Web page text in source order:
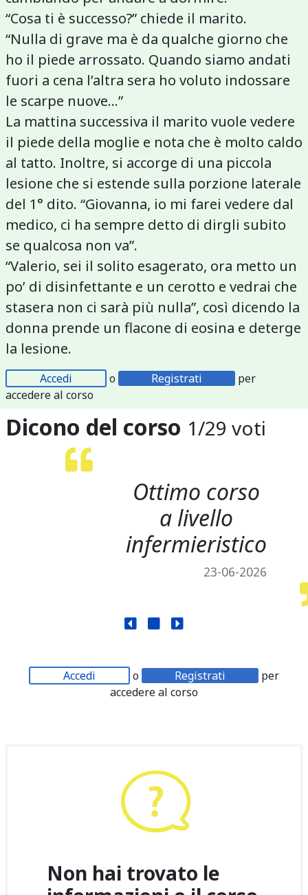
“Cosa ti è successo?” chiede il marito.
“Nulla di grave ma è da qualche giorno che
ho il piede arrossato. Quando siamo andati
fuori a cena l’altra sera ho voluto indossare
le scarpe nuove...”
La mattina successiva il marito vuole vedere
il piede della moglie e nota che è molto caldo
al tatto. Inoltre, si accorge di una piccola
lesione che si estende sulla porzione laterale
del 1° dito. “Giovanna, io mi farei vedere dal
medico, ci ha sempre detto di dirgli subito
se qualcosa non va”.
“Valerio, sei il solito esagerato, ora metto un
po’ di disinfettante e un cerotto e vedrai che
stasera non ci sarà più nulla”, così dicendo la
donna prende un flacone di eosina e deterge
la lesione.
Accedi o Registrati
per
accedere al corso
Dicono del corso 1/29 voti
Ottimo corso
a livello
infermieristico
23-06-2026
Accedi o Registrati
per
accedere al corso
Non hai trovato le